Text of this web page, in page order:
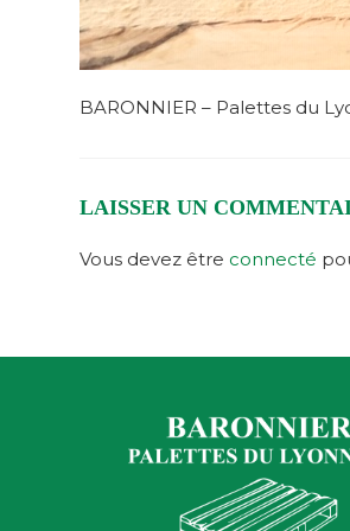
BARONNIER – Palettes du
LAISSER UN
Vous devez être connecté